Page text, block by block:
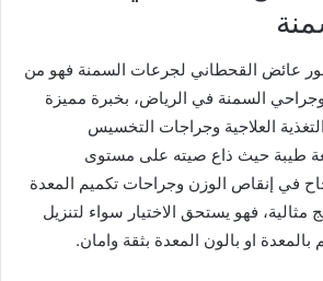
عائض القحطاني لجرعات السمنة فهو من
السمنة في الرياض، بخبرة مميزة
العلاجية وجراجات التخسيس
طيبة حيث ذاع صيته على مستوى
في إنقاص الوزن وجراحات تكميم المعدة
مثالية، فهو يستحق الاختيار سواء لتنزيل
بالمعدة او بالون المعدة بثقة وامان.